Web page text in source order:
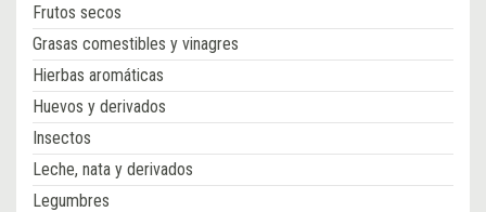
Frutos secos
Grasas comestibles y vinagres
Hierbas aromáticas
Huevos y derivados
Insectos
Leche, nata y derivados
Legumbres